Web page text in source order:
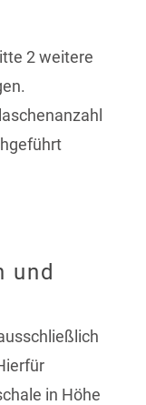
2 weitere
und
in Höhe